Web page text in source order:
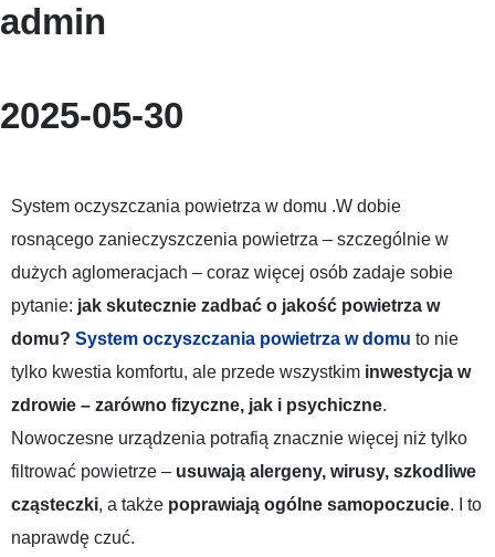
admin
2025-05-30
System oczyszczania powietrza w domu .W dobie
rosnącego zanieczyszczenia powietrza – szczególnie w
dużych aglomeracjach – coraz więcej osób zadaje sobie
pytanie: jak skutecznie zadbać o jakość powietrza w
domu? System oczyszczania powietrza w domu to nie
tylko kwestia komfortu, ale przede wszystkim inwestycja w
zdrowie – zarówno fizyczne, jak i psychiczne.
Nowoczesne urządzenia potrafią znacznie więcej niż tylko
filtrować powietrze – usuwają alergeny, wirusy, szkodliwe
cząsteczki, a także poprawiają ogólne samopoczucie. I to
naprawdę czuć.